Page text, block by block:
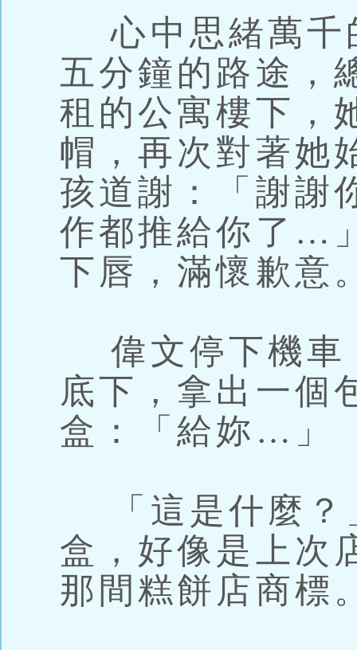
心中思緒萬千
五分鐘的路途，
租的公寓樓下，
帽，再次對著她
孩道謝：「謝謝
作都推給你了…
下唇，滿懷歉意
偉文停下機車
底下，拿出一個
盒：「給妳…」
「這是什麼？
盒，好像是上次
那間糕餅店商標